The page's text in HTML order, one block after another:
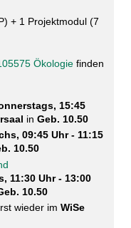
+ 1 Projektmodul (7
Ökologiefinden
15:45
in Geb. 10.50
09:45 Uhr - 11:15
10.50
11:30 Uhr - 13:00
10.50
wieder im WiSe